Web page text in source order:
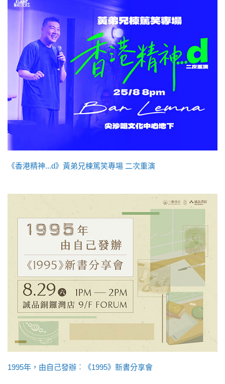
《香港精神...d》黃弟兄棟篤笑專場 二次重演
1995年，由自己發辦︰《1995》新書分享會